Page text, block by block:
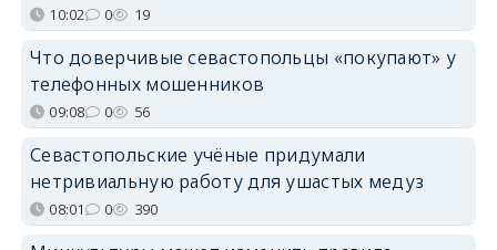
10:02 0 19
Что доверчивые севастопольцы «покупают» у
телефонных мошенников
09:08 0 56
Севастопольские учёные придумали
нетривиальную работу для ушастых медуз
08:01 0 390